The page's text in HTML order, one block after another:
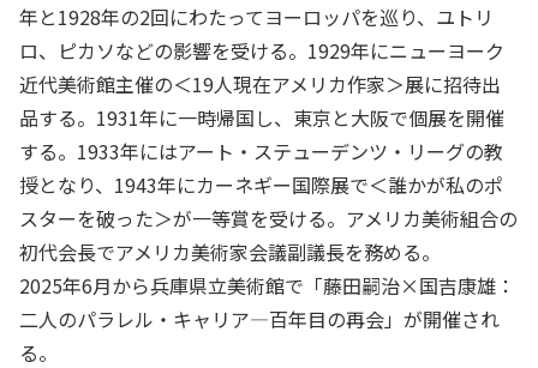
年と1928年の2回にわたってヨーロッパを巡り、ユトリ
ロ、ピカソなどの影響を受ける。1929年にニューヨーク
近代美術館主催の＜19人現在アメリカ作家＞展に招待出
品する。1931年に一時帰国し、東京と大阪で個展を開催
する。1933年にはアート・ステューデンツ・リーグの教
授となり、1943年にカーネギー国際展で＜誰かが私のポ
スターを破った＞が一等賞を受ける。アメリカ美術組合の
初代会長でアメリカ美術家会議副議長を務める。
2025年6月から兵庫県立美術館で「藤田嗣治×国吉康雄：
二人のパラレル・キャリア―百年目の再会」が開催され
る。